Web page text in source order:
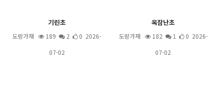
기린초
도랑가재 189 2
0 2026-
07-02
옥잠난초
도랑가재 182 1
0 2026-
07-02